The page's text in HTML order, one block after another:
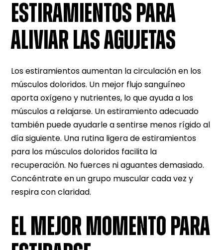
ESTIRAMIENTOS PARA
ALIVIAR LAS AGUJETAS
Los estiramientos aumentan la circulación en los
músculos doloridos. Un mejor flujo sanguíneo
aporta oxígeno y nutrientes, lo que ayuda a los
músculos a relajarse. Un estiramiento adecuado
también puede ayudarle a sentirse menos rígido al
día siguiente. Una rutina ligera de estiramientos
para los músculos doloridos facilita la
recuperación. No fuerces ni aguantes demasiado.
Concéntrate en un grupo muscular cada vez y
respira con claridad.
EL MEJOR MOMENTO PARA